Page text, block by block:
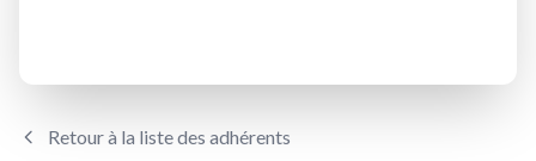
Retour à la liste des adhérents